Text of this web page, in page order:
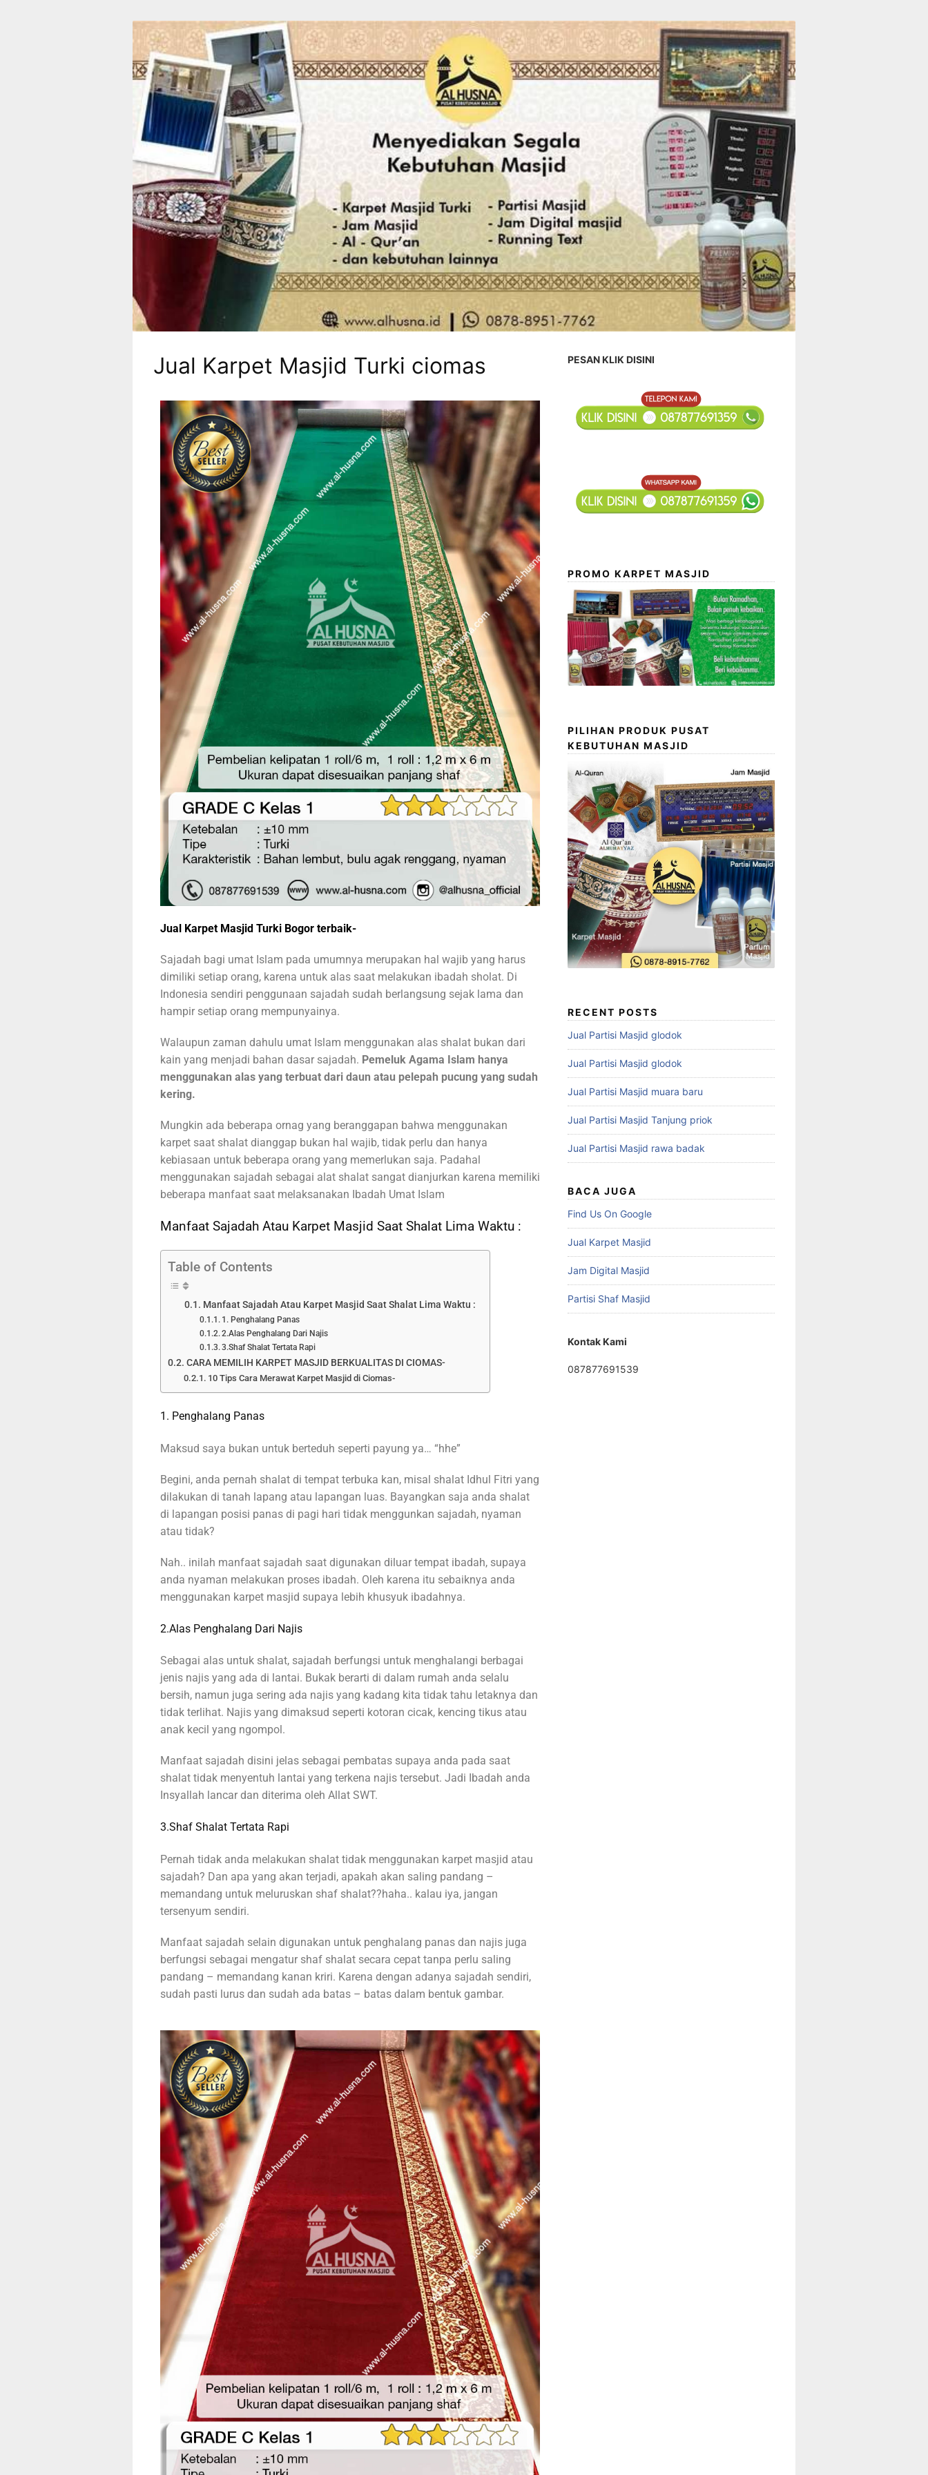
Jual Karpet Masjid Turki ciomas
Jual Karpet Masjid Turki Bogor terbaik-
Sajadah bagi umat Islam pada umumnya merupakan hal wajib yang harus
dimiliki setiap orang, karena untuk alas saat melakukan ibadah sholat. Di
Indonesia sendiri penggunaan sajadah sudah berlangsung sejak lama dan
hampir setiap orang mempunyainya.
Walaupun zaman dahulu umat Islam menggunakan alas shalat bukan dari
kain yang menjadi bahan dasar sajadah. Pemeluk Agama Islam hanya
menggunakan alas yang terbuat dari daun atau pelepah pucung yang sudah
kering.
Mungkin ada beberapa ornag yang beranggapan bahwa menggunakan
karpet saat shalat dianggap bukan hal wajib, tidak perlu dan hanya
kebiasaan untuk beberapa orang yang memerlukan saja. Padahal
menggunakan sajadah sebagai alat shalat sangat dianjurkan karena memiliki
beberapa manfaat saat melaksanakan Ibadah Umat Islam
Manfaat Sajadah Atau Karpet Masjid Saat Shalat Lima Waktu :
Table of Contents
Manfaat Sajadah Atau Karpet Masjid Saat Shalat Lima Waktu :
1. Penghalang Panas
2.Alas Penghalang Dari Najis
3.Shaf Shalat Tertata Rapi
CARA MEMILIH KARPET MASJID BERKUALITAS DI CIOMAS-
10 Tips Cara Merawat Karpet Masjid di Ciomas-
1. Penghalang Panas
Maksud saya bukan untuk berteduh seperti payung ya… “hhe”
Begini, anda pernah shalat di tempat terbuka kan, misal shalat Idhul Fitri yang
dilakukan di tanah lapang atau lapangan luas. Bayangkan saja anda shalat
di lapangan posisi panas di pagi hari tidak menggunkan sajadah, nyaman
atau tidak?
Nah.. inilah manfaat sajadah saat digunakan diluar tempat ibadah, supaya
anda nyaman melakukan proses ibadah. Oleh karena itu sebaiknya anda
menggunakan karpet masjid supaya lebih khusyuk ibadahnya.
2.Alas Penghalang Dari Najis
Sebagai alas untuk shalat, sajadah berfungsi untuk menghalangi berbagai
jenis najis yang ada di lantai. Bukak berarti di dalam rumah anda selalu
bersih, namun juga sering ada najis yang kadang kita tidak tahu letaknya dan
tidak terlihat. Najis yang dimaksud seperti kotoran cicak, kencing tikus atau
anak kecil yang ngompol.
Manfaat sajadah disini jelas sebagai pembatas supaya anda pada saat
shalat tidak menyentuh lantai yang terkena najis tersebut. Jadi Ibadah anda
Insyallah lancar dan diterima oleh Allat SWT.
3.Shaf Shalat Tertata Rapi
Pernah tidak anda melakukan shalat tidak menggunakan karpet masjid atau
sajadah? Dan apa yang akan terjadi, apakah akan saling pandang –
memandang untuk meluruskan shaf shalat??haha.. kalau iya, jangan
tersenyum sendiri.
Manfaat sajadah selain digunakan untuk penghalang panas dan najis juga
berfungsi sebagai mengatur shaf shalat secara cepat tanpa perlu saling
pandang – memandang kanan kriri. Karena dengan adanya sajadah sendiri,
sudah pasti lurus dan sudah ada batas – batas dalam bentuk gambar.
PESAN KLIK DISINI
PROMO KARPET MASJID
PILIHAN PRODUK PUSAT
KEBUTUHAN MASJID
RECENT POSTS
Jual Partisi Masjid glodok
Jual Partisi Masjid glodok
Jual Partisi Masjid muara baru
Jual Partisi Masjid Tanjung priok
Jual Partisi Masjid rawa badak
BACA JUGA
Find Us On Google
Jual Karpet Masjid
Jam Digital Masjid
Partisi Shaf Masjid
Kontak Kami
087877691539